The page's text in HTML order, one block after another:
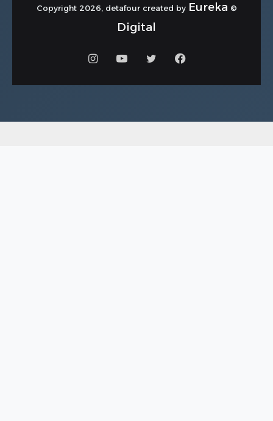
© Copyright 2026, detafour created by
Eureka
Digital
فيسبوكتويتر يوتيوبانستقرام